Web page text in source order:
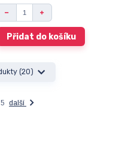
Přidat do košíku
(20)
další